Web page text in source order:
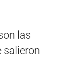
las
salieron